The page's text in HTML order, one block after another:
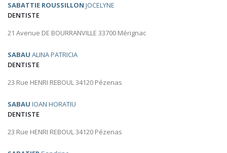
SABATTIE ROUSSILLON JOCELYNE
DENTISTE
21 Avenue DE BOURRANVILLE 33700 Mérignac
SABAU ALINA PATRICIA
DENTISTE
23 Rue HENRI REBOUL 34120 Pézenas
SABAU IOAN HORATIU
DENTISTE
23 Rue HENRI REBOUL 34120 Pézenas